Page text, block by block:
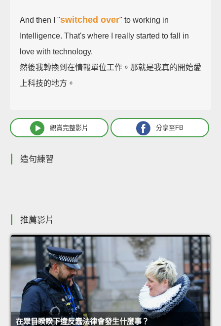
And then I "switched over" to working in
Intelligence. That's where I really started to fall in
love with technology.
然後我轉換到在情報單位工作。那就是我真的開始愛
上科技的地方。
觀賞完整影片 分享至FB
造句練習
推薦影片
在眾目睽睽下違反蠢法律會發生什麼事？